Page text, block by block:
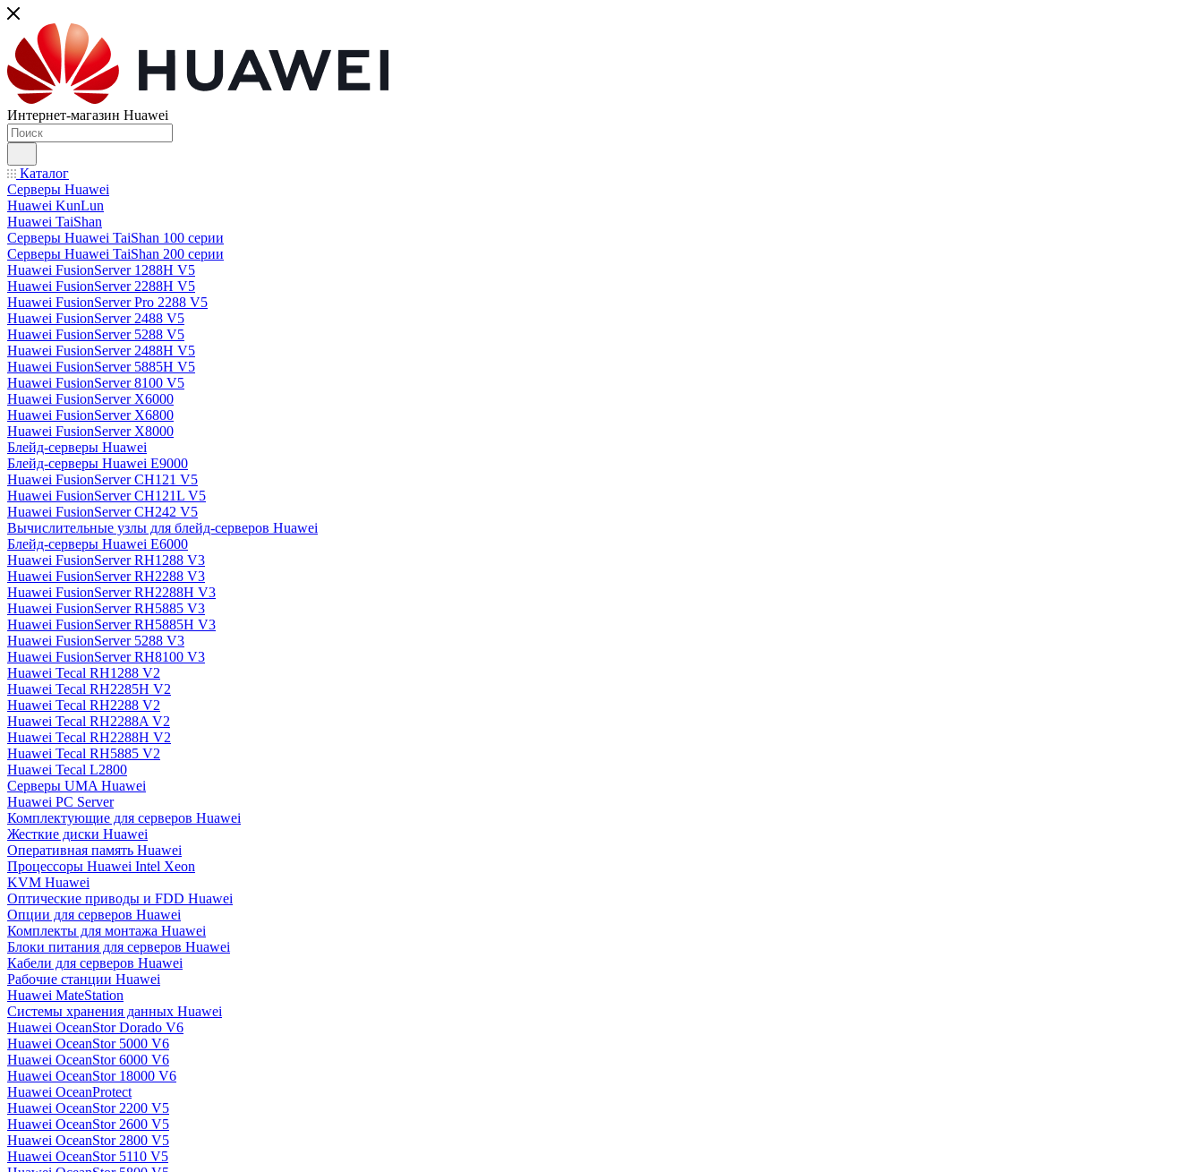
Интернет-магазин Huawei
Каталог
Серверы Huawei
Huawei KunLun
Huawei TaiShan
Серверы Huawei TaiShan 100 серии
Серверы Huawei TaiShan 200 серии
Huawei FusionServer 1288H V5
Huawei FusionServer 2288H V5
Huawei FusionServer Pro 2288 V5
Huawei FusionServer 2488 V5
Huawei FusionServer 5288 V5
Huawei FusionServer 2488H V5
Huawei FusionServer 5885H V5
Huawei FusionServer 8100 V5
Huawei FusionServer X6000
Huawei FusionServer X6800
Huawei FusionServer X8000
Блейд-серверы Huawei
Блейд-серверы Huawei E9000
Huawei FusionServer CH121 V5
Huawei FusionServer CH121L V5
Huawei FusionServer CH242 V5
Вычислительные узлы для блейд-серверов Huawei
Блейд-серверы Huawei E6000
Huawei FusionServer RH1288 V3
Huawei FusionServer RH2288 V3
Huawei FusionServer RH2288H V3
Huawei FusionServer RH5885 V3
Huawei FusionServer RH5885H V3
Huawei FusionServer 5288 V3
Huawei FusionServer RH8100 V3
Huawei Tecal RH1288 V2
Huawei Tecal RH2285H V2
Huawei Tecal RH2288 V2
Huawei Tecal RH2288A V2
Huawei Tecal RH2288H V2
Huawei Tecal RH5885 V2
Huawei Tecal L2800
Серверы UMA Huawei
Huawei PC Server
Комплектующие для серверов Huawei
Жесткие диски Huawei
Оперативная память Huawei
Процессоры Huawei Intel Xeon
KVM Huawei
Оптические приводы и FDD Huawei
Опции для серверов Huawei
Комплекты для монтажа Huawei
Блоки питания для серверов Huawei
Кабели для серверов Huawei
Рабочие станции Huawei
Huawei MateStation
Системы хранения данных Huawei
Huawei OceanStor Dorado V6
Huawei OceanStor 5000 V6
Huawei OceanStor 6000 V6
Huawei OceanStor 18000 V6
Huawei OceanProtect
Huawei OceanStor 2200 V5
Huawei OceanStor 2600 V5
Huawei OceanStor 2800 V5
Huawei OceanStor 5110 V5